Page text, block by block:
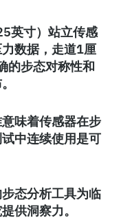
英寸）站立传感
数据，走道1厘
的步态对称性和
味着传感器在步
中连续使用是可
态分析工具为临
供洞察力。